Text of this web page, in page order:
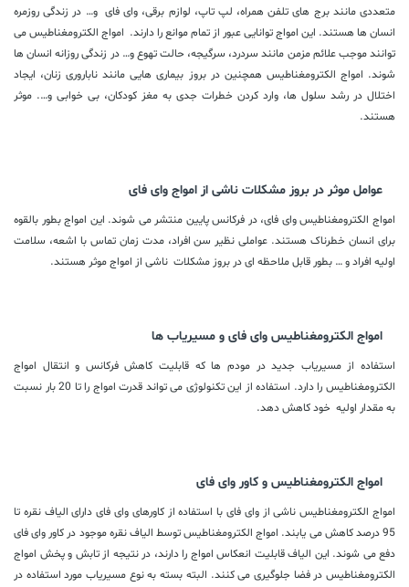
متعددی مانند برج های تلفن همراه، لپ تاپ، لوازم برقی، وای فای و… در زندگی روزمره
انسان ها هستند. این امواج توانایی عبور از تمام موانع را دارند. امواج الکترومغناطیس می
توانند موجب علائم مزمن مانند سردرد، سرگیجه، حالت تهوع و… در زندگی روزانه انسان ها
شوند. امواج الکترومغناطیس همچنین در بروز بیماری هایی مانند ناباروری زنان، ایجاد
اختلال در رشد سلول ها، وارد کردن خطرات جدی به مغز کودکان، بی خوابی و…. موثر
هستند.
عوامل موثر در بروز مشکلات ناشی از امواج وای فای
امواج الکترومغناطیس وای فای، در فرکانس پایین منتشر می شوند. این امواج بطور بالقوه
برای انسان خطرناک هستند. عواملی نظیر سن افراد، مدت زمان تماس با اشعه، سلامت
اولیه افراد و … بطور قابل ملاحظه ای در بروز مشکلات ناشی از امواج موثر هستند.
امواج الکترومغناطیس وای فای و مسیریاب ها
استفاده از مسیریاب جدید در مودم ها که قابلیت کاهش فرکانس و انتقال امواج
الکترومغناطیس را دارد. استفاده از این تکنولوژی می تواند قدرت امواج را تا 20 بار نسبت
به مقدار اولیه خود کاهش دهد.
امواج الکترومغناطیس و کاور وای فای
امواج الکترومغناطیس ناشی از وای فای با استفاده از کاورهای وای فای دارای الیاف نقره تا
95 درصد کاهش می یابند. امواج الکترومغناطیس توسط الیاف نقره موجود در کاور وای فای
دفع می شوند. این الیاف قابلیت انعکاس امواج را دارند، در نتیجه از تابش و پخش امواج
الکترومغناطیس در فضا جلوگیری می کنند. البته بسته به نوع مسیریاب مورد استفاده در